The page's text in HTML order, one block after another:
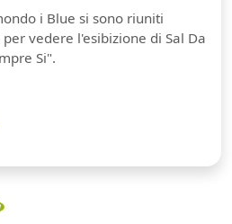
i Blue si sono riuniti
vedere l'esibizione di Sal Da
Si".